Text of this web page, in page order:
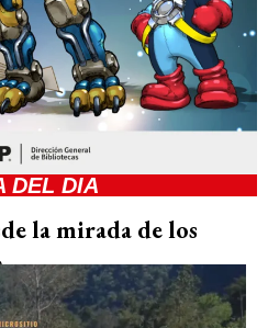
DEL DIA
la mirada de los